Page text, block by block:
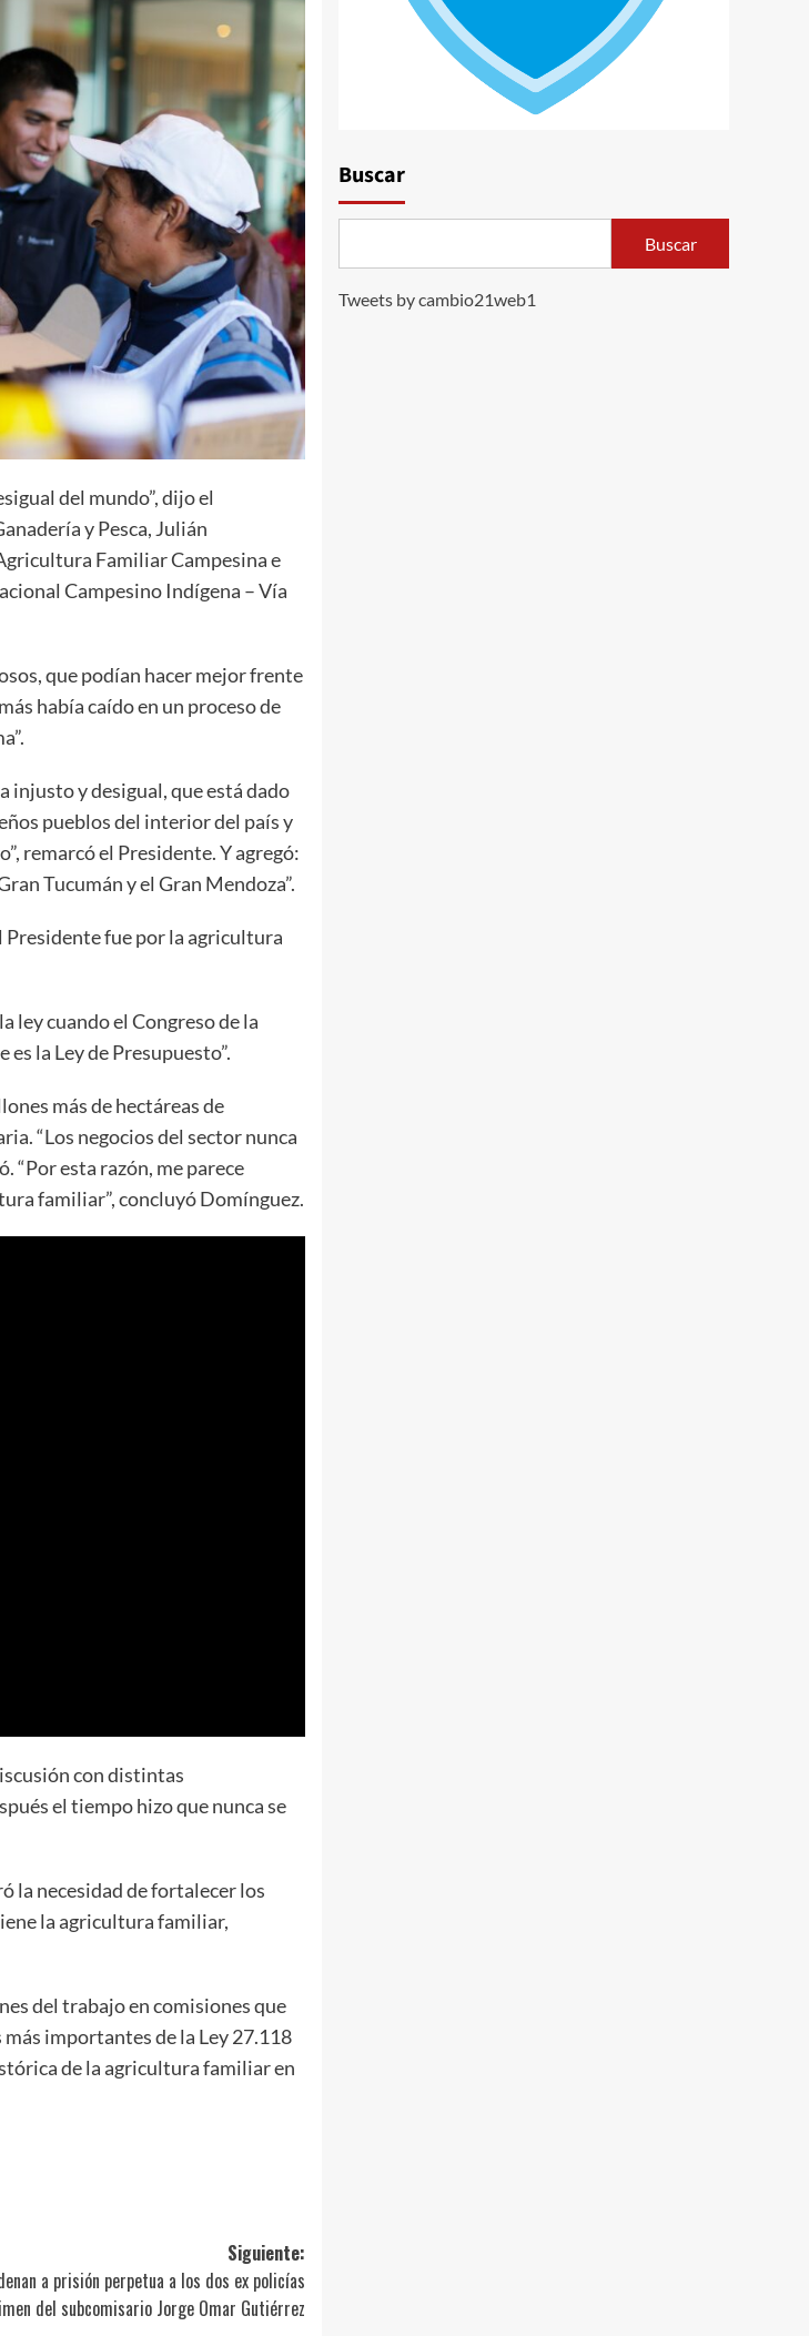
del mundo”, dijo el
y Pesca, Julián
Familiar Campesina e
Campesino Indígena – Vía
que podían hacer mejor frente
había caído en un proceso de
injusto y desigual, que está dado
pueblos del interior del país y
remarcó el Presidente. Y agregó:
Tucumán y el Gran Mendoza”.
Presidente fue por la agricultura
ley cuando el Congreso de la
la Ley de Presupuesto”.
más de hectáreas de
“Los negocios del sector nunca
“Por esta razón, me parece
familiar”, concluyó Domínguez.
con distintas
el tiempo hizo que nunca se
la necesidad de fortalecer los
la agricultura familiar,
del trabajo en comisiones que
importantes de la Ley 27.118
de la agricultura familiar en
Siguiente:
a prisión perpetua a los dos ex policías
del subcomisario Jorge Omar Gutiérrez
Buscar
Buscar
Tweets by cambio21web1